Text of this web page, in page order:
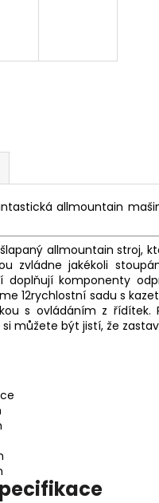
allmountain
allmountain stroj,
zvládne jakékoli
komponenty
12rychlostní sadu s
s ovládáním z
si můžete být jistí, že